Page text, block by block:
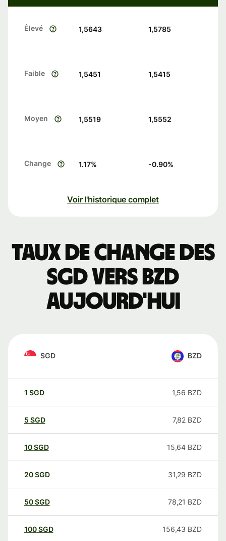
Élevé 1,5643 1,5785
Faible 1,5451 1,5415
Moyen 1,5519 1,5552
Change 1.17% -0.90%
Voir l'historique complet
Taux de change des
SGD vers BZD
aujourd'hui
SGD BZD
1 SGD 1,56 BZD
5 SGD 7,82 BZD
10SGD 15,64 BZD
20SGD 31,29 BZD
50SGD 78,21 BZD
100SGD 156,43 BZD